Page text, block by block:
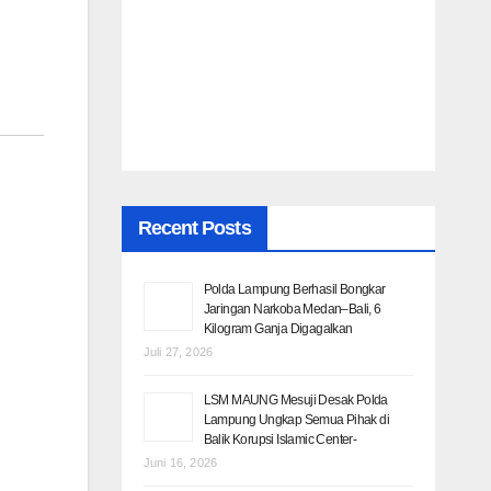
Recent Posts
Polda Lampung Berhasil
Bongkar Jaringan Narkoba
Medan–Bali, 6 Kilogram Ganja
Digagalkan
LSM MAUNG Mesuji Desak
Polda Lampung Ungkap
Semua Pihak di Balik Korupsi